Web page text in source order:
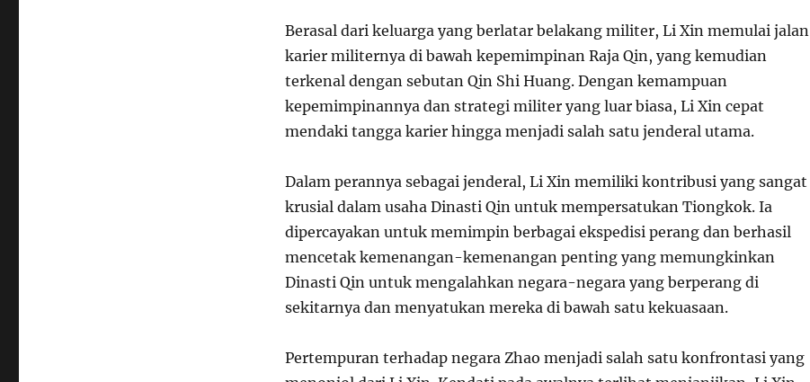
Berasal dari keluarga yang berlatar belakang militer, Li Xin memulai jalan
karier militernya di bawah kepemimpinan Raja Qin, yang kemudian
terkenal dengan sebutan Qin Shi Huang. Dengan kemampuan
kepemimpinannya dan strategi militer yang luar biasa, Li Xin cepat
mendaki tangga karier hingga menjadi salah satu jenderal utama.
Dalam perannya sebagai jenderal, Li Xin memiliki kontribusi yang sangat
krusial dalam usaha Dinasti Qin untuk mempersatukan Tiongkok. Ia
dipercayakan untuk memimpin berbagai ekspedisi perang dan berhasil
mencetak kemenangan-kemenangan penting yang memungkinkan
Dinasti Qin untuk mengalahkan negara-negara yang berperang di
sekitarnya dan menyatukan mereka di bawah satu kekuasaan.
Pertempuran terhadap negara Zhao menjadi salah satu konfrontasi yang